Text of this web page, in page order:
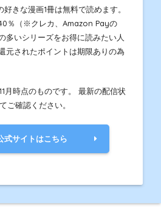
きな漫画1冊は無料で読めます。
％（※クレカ、Amazon Payの
多いシリーズをお得に読みたい人
元されたポイントは期限ありの為
月時点のものです。 最新の配信状
ご確認ください。
式サイトはこちら